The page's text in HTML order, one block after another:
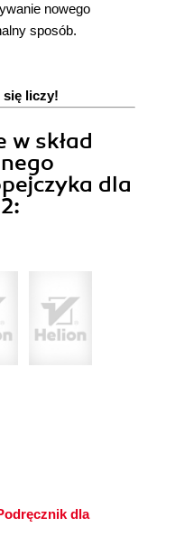
nowego
sposób.
się liczy!
w skład
dla
dla